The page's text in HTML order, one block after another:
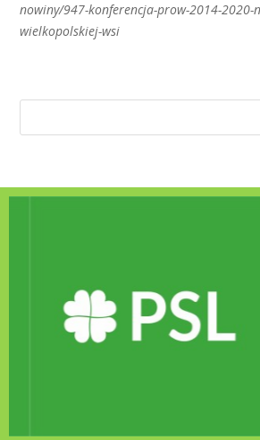
nowiny/947-konferencja-prow-2014-2020-
wielkopolskiej-wsi